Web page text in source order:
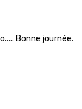
Bonne journée.